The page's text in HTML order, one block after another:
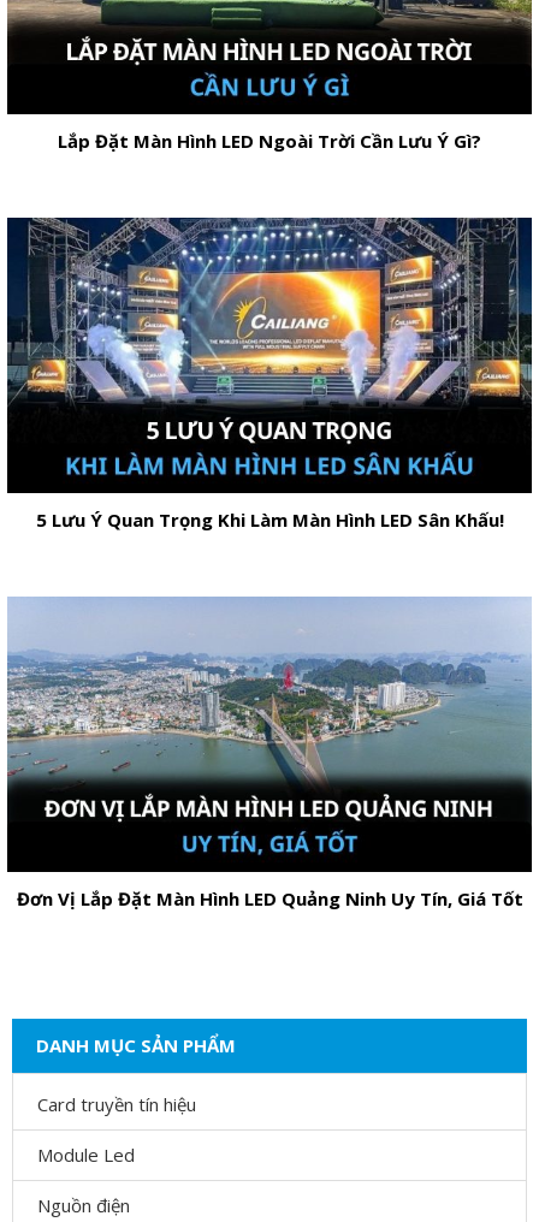
Lắp Đặt Màn Hình LED Ngoài Trời Cần Lưu Ý Gì?
5 Lưu Ý Quan Trọng Khi Làm Màn Hình LED Sân Khấu!
Đơn Vị Lắp Đặt Màn Hình LED Quảng Ninh Uy Tín, Giá Tốt
DANH MỤC SẢN PHẨM
Card truyền tín hiệu
Module Led
Nguồn điện